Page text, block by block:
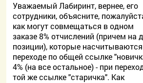
Уважаемый Лабиринт, вернее, его
сотрудники, объясните,
как могут совмещаться в одном
заказе 8% отчислений (причем на
позиции), которые
переходе по общей ссылке
4% (на все остальное) - при
той же ссылке "старичка". Как